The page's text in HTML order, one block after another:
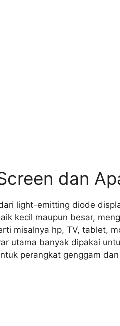
dan
light-emitting diode
kecil maupun besar,
misalnya hp, TV, tablet,
utama banyak dipakai
perangkat genggam